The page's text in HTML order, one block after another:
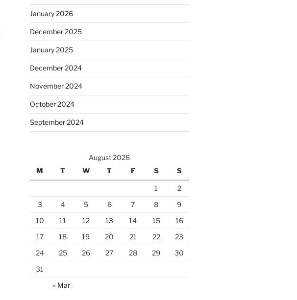
January 2026
December 2025
January 2025
December 2024
November 2024
October 2024
September 2024
August 2026
M
T W T F S S
1
2
3
4 5 6 7 8
9
10
11 12 13 14 15
16
17
18 19 20 21 22
23
24
25 26 27 28 29
30
31
« Mar